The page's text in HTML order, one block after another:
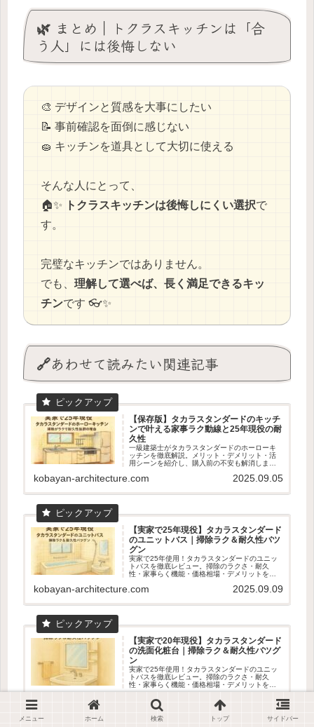
🌿 まとめ｜トクラスキッチンは「合
う人」には後悔しない
🎨 デザインと質感を大事にしたい
📝 事前確認を面倒に感じない
🧽 キッチンを道具として大切に使える
そんな人にとって、
🏠✨
トクラスキッチンは後悔しにくい選択で
す。
完璧なキッチンではありません。
でも、 理解して選べば、長く満足できるキッ
チンです 👓✨
🔗あわせて読みたい関連記事
【保存版】タカラスタンダードのキッチ
ンで叶える家事ラク動線と25年現役の耐
久性
一級建築士がタカラスタンダードのホーローキ
ッチンを徹底解説。メリット・デメリット・活
用シーンを紹介し、購入前の不安も解消しま
kobayan-architecture.com 2025.09.05
【実家で25年現役】タカラスタンダード
のユニットバス｜掃除ラク＆耐久性バツ
グン
実家で25年使用！タカラスタンダードのユニッ
トバスを徹底レビュー。掃除のラクさ・耐久
性・家事らく機能・価格相場・デメリットを数
kobayan-architecture.com 2025.09.09
【実家で20年現役】タカラスタンダード
の洗面化粧台｜掃除ラク＆耐久性バツグ
ン
実家で25年使用！タカラスタンダードのユニッ
トバスを徹底レビュー。掃除のラクさ・耐久
性・家事らく機能・価格相場・デメリットを数
字入りで解説。ショールーム体感の魅力も！
kobayan-architecture.com 2025.09.06
メニュー ホーム 検索 トップ サイドバー